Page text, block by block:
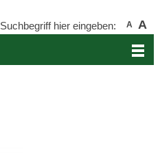
A A
Suchbegriff hier eingeben: